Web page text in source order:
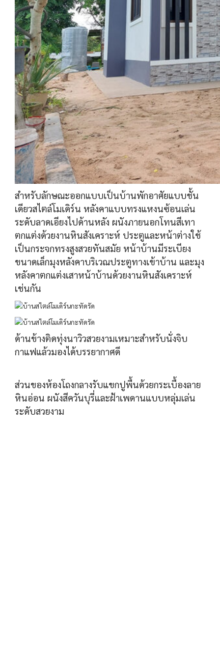
สำหรับลักษณะออกแบบเป็นบ้านพักอาศัยแบบชั้น
เดียวสไตล์โมเดิร์น หลังคาแบบทรงแหงนซ้อนเล่น
ระดับลาดเอียงไปด้านหลัง ผนังภายนอกโทนสีเทา
ตกแต่งด้วยงานหินสังเคราะห์ ประตูและหน้าต่างใช้
เป็นกระจกทรงสูงสวยทันสมัย หน้าบ้านมีระเบียง
ขนาดเล็กมุงหลังคาบริเวณประตูทางเข้าบ้าน และมุง
หลังคาตกแต่งเสาหน้าบ้านด้วยงานหินสังเคราะห์
เช่นกัน
ด้านข้างติดทุ่งนาวิวสวยงามเหมาะสำหรับนั่งจิบ
กาแฟแล้วมองได้บรรยากาศดี
ส่วนของห้องโถงกลางรับแขกปูพื้นด้วยกระเบื้องลาย
หินอ่อน ผนังสีควันบุรี่และฝ้าเพดานแบบหลุ่มเล่น
ระดับสวยงาม